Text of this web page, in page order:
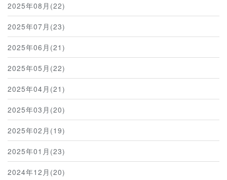
2025年08月(22)
2025年07月(23)
2025年06月(21)
2025年05月(22)
2025年04月(21)
2025年03月(20)
2025年02月(19)
2025年01月(23)
2024年12月(20)